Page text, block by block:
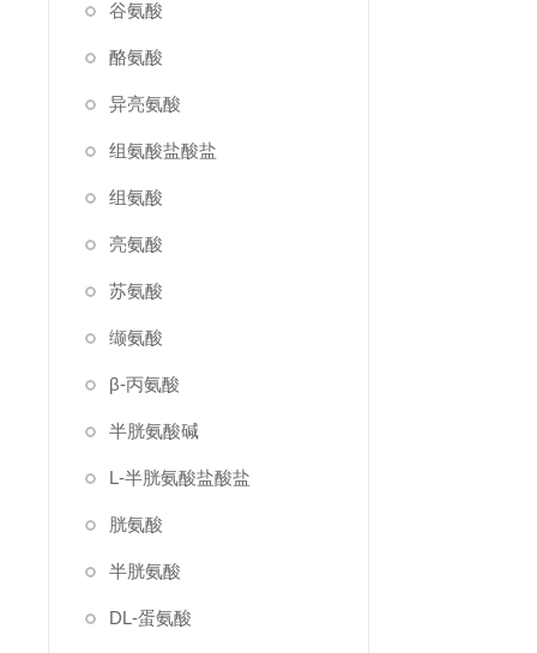
谷氨酸
酪氨酸
异亮氨酸
组氨酸盐酸盐
组氨酸
亮氨酸
苏氨酸
缬氨酸
β-丙氨酸
半胱氨酸碱
L-半胱氨酸盐酸盐
胱氨酸
半胱氨酸
DL-蛋氨酸